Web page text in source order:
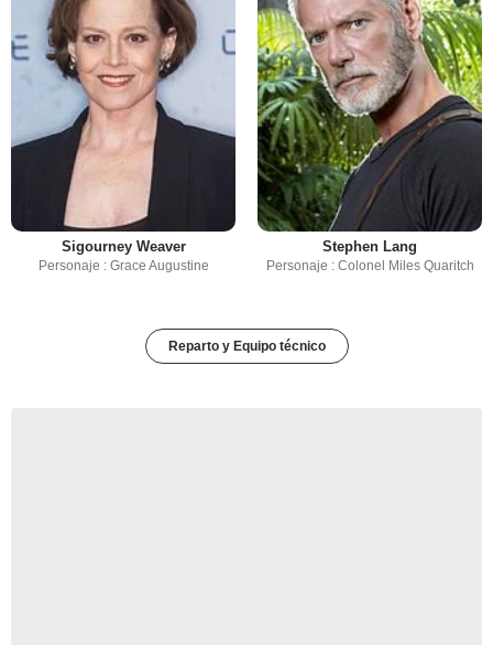
Sigourney Weaver
Personaje : Grace Augustine
Stephen Lang
Personaje : Colonel Miles Quaritch
Reparto y Equipo técnico